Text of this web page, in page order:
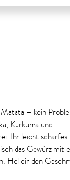
– kein
Kurkuma und
Ihr leicht scharfes
das Gewürz mit
Hol dir den